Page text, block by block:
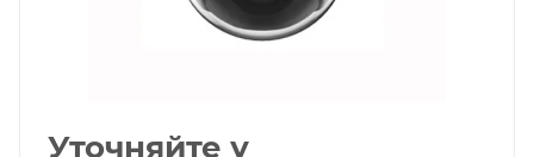
Уточняйте у